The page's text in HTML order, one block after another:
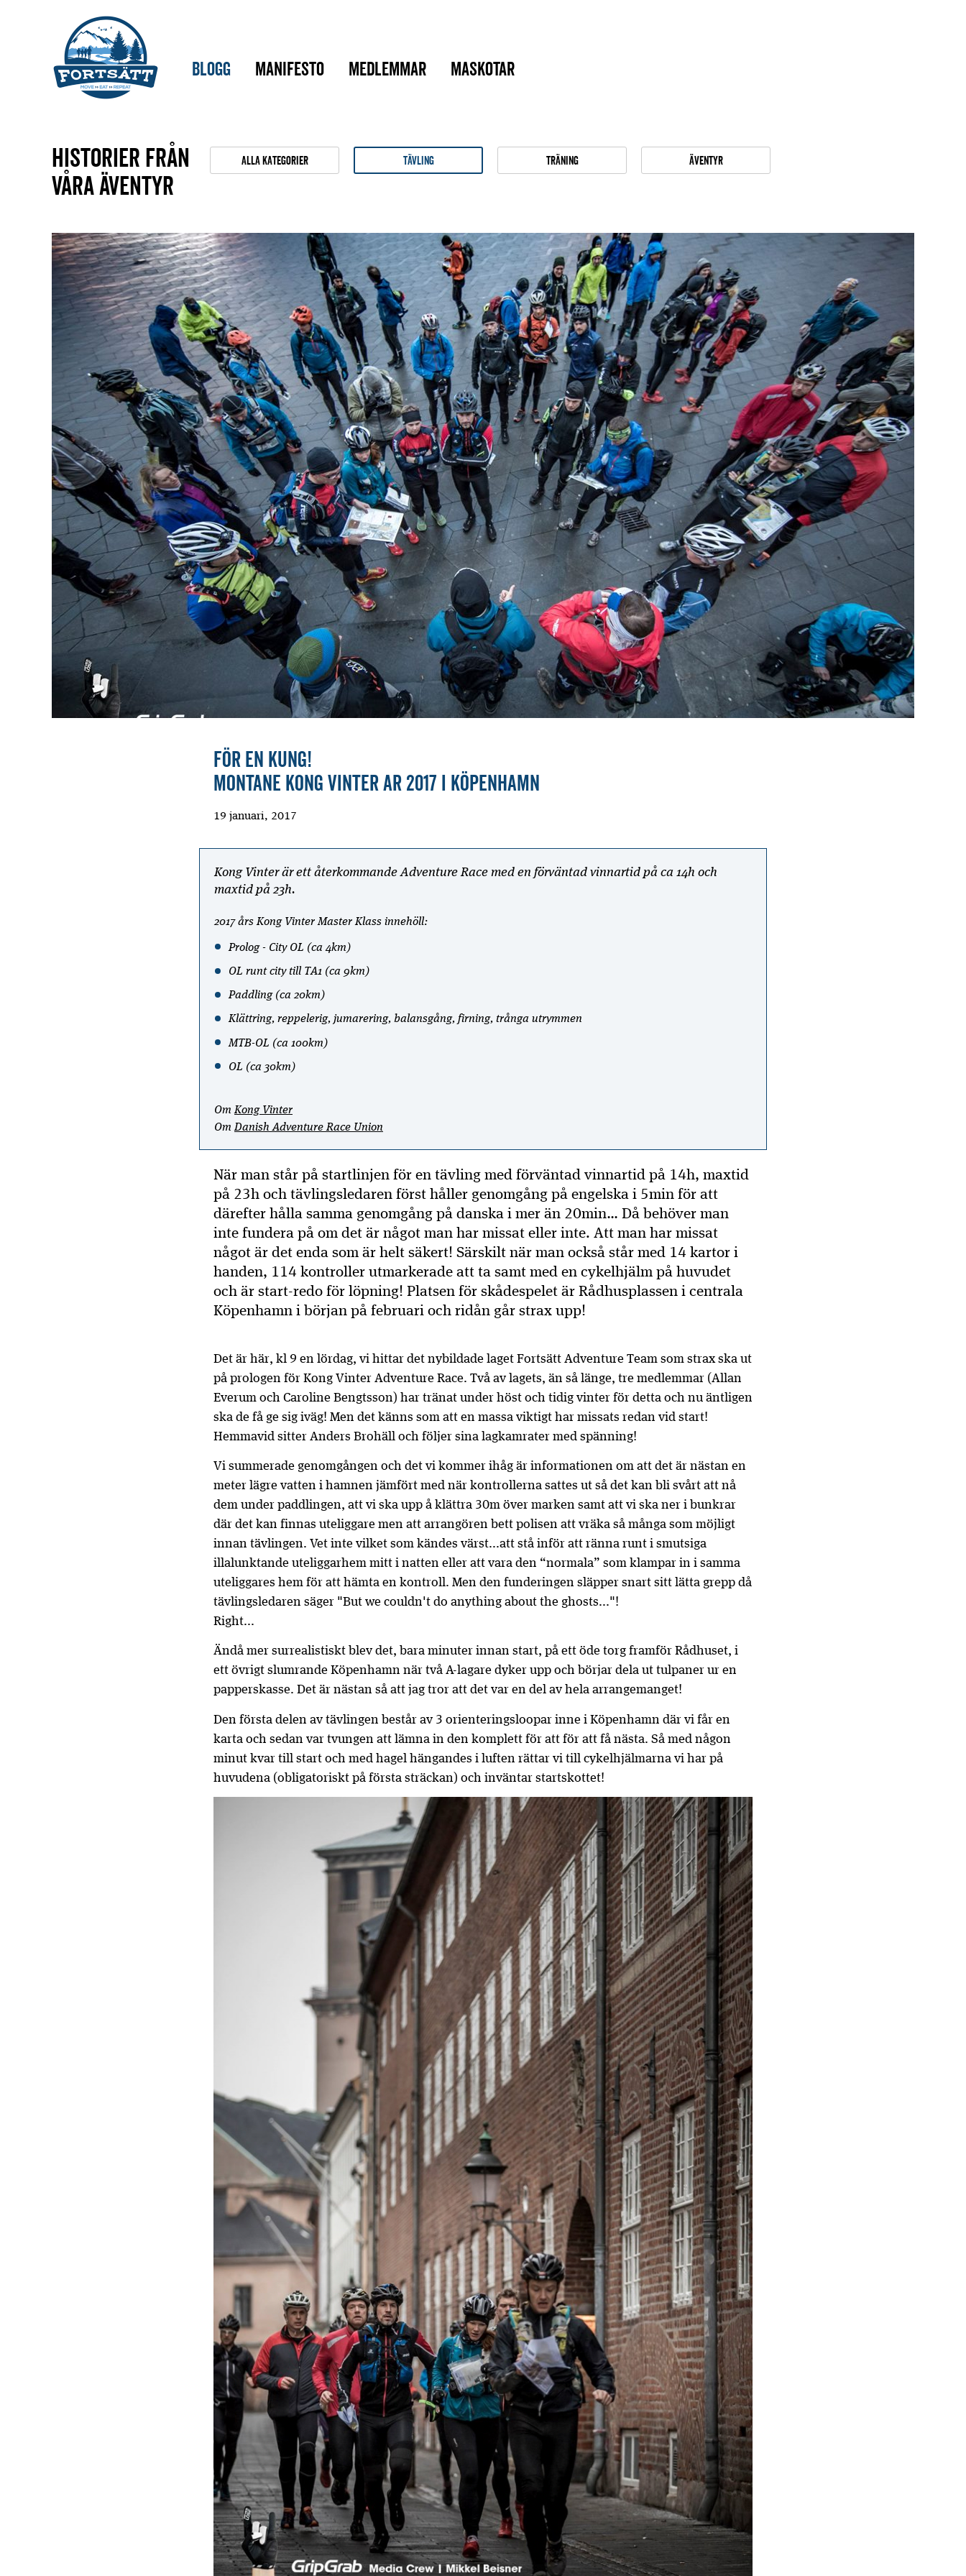
Blogg Manifesto Medlemmar Maskotar
Historier från
våra äventyr
Alla kategorier Tävling Träning Äventyr
För en Kung!
Montane Kong Vinter AR 2017 i Köpenhamn
19 januari, 2017
Kong Vinter är ett återkommande Adventure Race med en förväntad vinnartid på ca 14h och
maxtid på 23h.
2017 års Kong Vinter Master Klass innehöll:
Prolog - City OL (ca 4km)
OL runt city till TA1 (ca 9km)
Paddling (ca 20km)
Klättring, reppelerig, jumarering, balansgång, firning, trånga utrymmen
MTB-OL (ca 100km)
OL (ca 30km)
Om Kong Vinter
Om Danish Adventure Race Union
När man står på startlinjen för en tävling med förväntad vinnartid på 14h, maxtid
på 23h och tävlingsledaren först håller genomgång på engelska i 5min för att
därefter hålla samma genomgång på danska i mer än 20min… Då behöver man
inte fundera på om det är något man har missat eller inte. Att man har missat
något är det enda som är helt säkert! Särskilt när man också står med 14 kartor i
handen, 114 kontroller utmarkerade att ta samt med en cykelhjälm på huvudet
och är start-redo för löpning! Platsen för skådespelet är Rådhusplassen i centrala
Köpenhamn i början på februari och ridån går strax upp!
Det är här, kl 9 en lördag, vi hittar det nybildade laget Fortsätt Adventure Team som strax ska ut
på prologen för Kong Vinter Adventure Race. Två av lagets, än så länge, tre medlemmar (Allan
Everum och Caroline Bengtsson) har tränat under höst och tidig vinter för detta och nu äntligen
ska de få ge sig iväg! Men det känns som att en massa viktigt har missats redan vid start!
Hemmavid sitter Anders Brohäll och följer sina lagkamrater med spänning!
Vi summerade genomgången och det vi kommer ihåg är informationen om att det är nästan en
meter lägre vatten i hamnen jämfört med när kontrollerna sattes ut så det kan bli svårt att nå
dem under paddlingen, att vi ska upp å klättra 30m över marken samt att vi ska ner i bunkrar
där det kan finnas uteliggare men att arrangören bett polisen att vräka så många som möjligt
innan tävlingen. Vet inte vilket som kändes värst...att stå inför att ränna runt i smutsiga
illalunktande uteliggarhem mitt i natten eller att vara den “normala” som klampar in i samma
uteliggares hem för att hämta en kontroll. Men den funderingen släpper snart sitt lätta grepp då
tävlingsledaren säger "But we couldn't do anything about the ghosts..."!
Right...
Ändå mer surrealistiskt blev det, bara minuter innan start, på ett öde torg framför Rådhuset, i
ett övrigt slumrande Köpenhamn när två A-lagare dyker upp och börjar dela ut tulpaner ur en
papperskasse. Det är nästan så att jag tror att det var en del av hela arrangemanget!
Den första delen av tävlingen består av 3 orienteringsloopar inne i Köpenhamn där vi får en
karta och sedan var tvungen att lämna in den komplett för att för att få nästa. Så med någon
minut kvar till start och med hagel hängandes i luften rättar vi till cykelhjälmarna vi har på
huvudena (obligatoriskt på första sträckan) och inväntar startskottet!